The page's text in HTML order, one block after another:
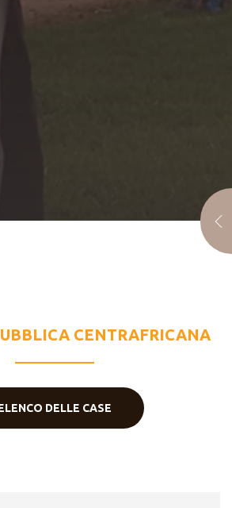
CENTRAFRICANA
DELLE CASE